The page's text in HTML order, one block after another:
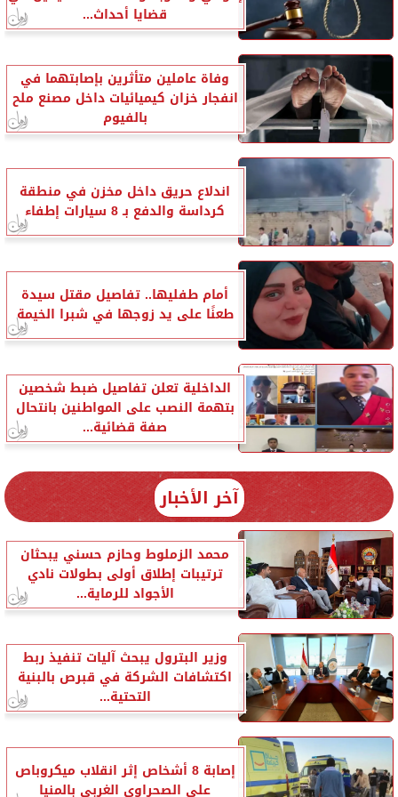
قضايا أحداث...
وفاة عاملين متأثرين بإصابتهما في
انفجار خزان كيميائيات داخل مصنع ملح
بالفيوم
اندلاع حريق داخل مخزن في منطقة
كرداسة والدفع بـ 8 سيارات إطفاء
أمام طفليها.. تفاصيل مقتل سيدة
طعنًا على يد زوجها في شبرا الخيمة
الداخلية تعلن تفاصيل ضبط شخصين
بتهمة النصب على المواطنين بانتحال
صفة قضائية...
آخر الأخبار
محمد الزملوط وحازم حسني يبحثان
ترتيبات إطلاق أولى بطولات نادي
الأجواد للرماية...
وزير البترول يبحث آليات تنفيذ ربط
اكتشافات الشركة في قبرص بالبنية
التحتية...
إصابة 8 أشخاص إثر انقلاب ميكروباص
على الصحراوي الغربي بالمنيا